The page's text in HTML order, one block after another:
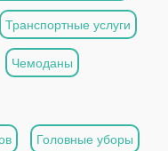
Транспортные услуги
Чемоданы
Головные уборы